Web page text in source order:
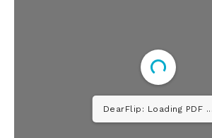
DearFlip: Loading PDF ...